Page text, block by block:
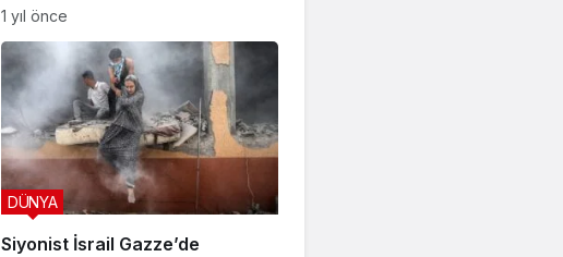
öldürüldü
1 yıl önce
Siyonist İsrail Gazze’de
DÜNYA